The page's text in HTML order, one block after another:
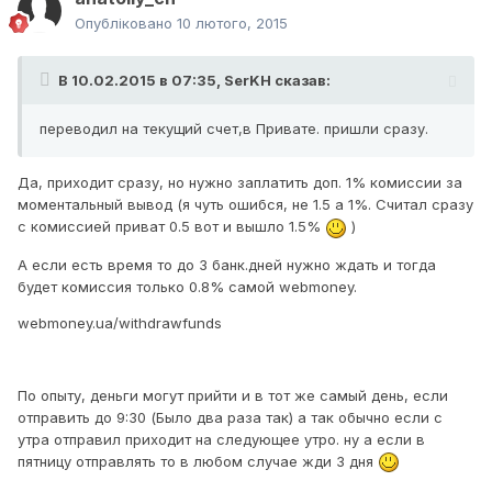
Опубліковано 10 лютого, 2015
В 10.02.2015 в 07:35, SerKH сказав:
переводил на текущий счет,в Привате. пришли сразу.
Да, приходит сразу, но нужно заплатить доп. 1% комиссии за
моментальный вывод (я чуть ошибся, не 1.5 а 1%. Считал сразу
с комиссией приват 0.5 вот и вышло 1.5%
)
А если есть время то до 3 банк.дней нужно ждать и тогда
будет комиссия только 0.8% самой webmoney.
webmoney.ua/withdrawfunds
По опыту, деньги могут прийти и в тот же самый день, если
отправить до 9:30 (Было два раза так) а так обычно если с
утра отправил приходит на следующее утро. ну а если в
пятницу отправлять то в любом случае жди 3 дня